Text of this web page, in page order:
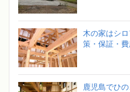
木の家はシ
策・保証・
鹿児島でひ